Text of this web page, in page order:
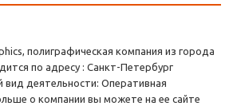
полиграфическая компания из города
по адресу : Санкт-Петербург
вид деятельности: Оперативная
о компании вы можете на ее сайте